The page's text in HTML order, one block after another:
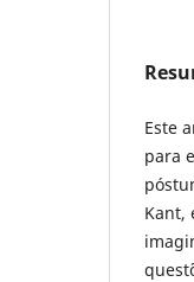
Este
para
Kant,